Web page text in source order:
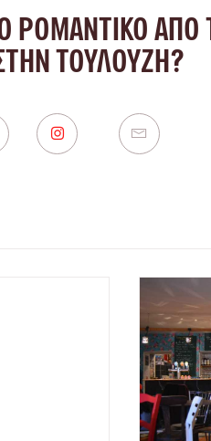
ΡΟΜΑΝΤΙΚΟ ΑΠΟ
ΤΟΥΛΟΎΖΗ?